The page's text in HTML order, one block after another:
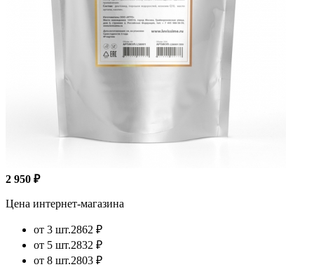
2 950 ₽
Цена интернет-магазина
от 3 шт.2862 ₽
от 5 шт.2832 ₽
от 8 шт.2803 ₽